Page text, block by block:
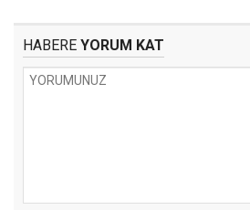
HABERE YORUM KAT